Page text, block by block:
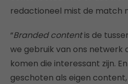
redactioneel mist de match
“Branded contentis de
we gebruik van ons netwerk
komen die interessant zijn.
geschoten als eigen